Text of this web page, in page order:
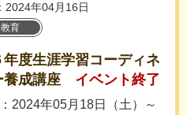
2024年04月16日
育
年度生涯学習コーディネ
養成講座
イベント終了
2024年05月18日（土）～